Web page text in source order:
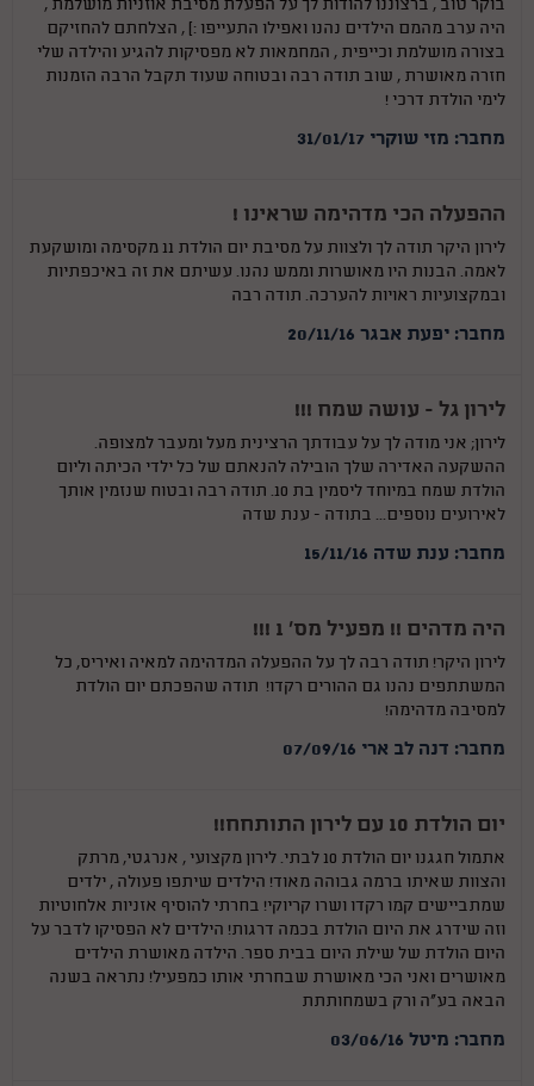
בוקר טוב , ברצוננו להודות לך על הפעלת מסיבת אוזניות מושלמת ,
היה ערב מהמם הילדים נהנו ואפילו התעייפו :) , הצלחתם להחזיקם
בצורה מושלמת וכייפית , המחמאות לא מפסיקות להגיע והילדה שלי
חזרה מאושרת , שוב תודה רבה ובטוחה שעוד תקבל הרבה הזמנות
לימי הולדת דרכי !
מחבר: מזי שוקרי 31/01/17
ההפעלה הכי מדהימה שראינו !
לירון היקר תודה לך ולצוות על מסיבת יום הולדת 11 מקסימה ומושקעת
לאמה. הבנות היו מאושרות וממש נהנו. עשיתם את זה באיכפתיות
ובמקצועיות ראויות להערכה. תודה רבה
מחבר: יפעת אבגר 20/11/16
לירון גל - עושה שמח !!!
לירון; אני מודה לך על עבודתך הרצינית מעל ומעבר למצופה.
ההשקעה האדירה שלך הובילה להנאתם של כל ילדי הכיתה וליום
הולדת שמח במיוחד ליסמין בת 10. תודה רבה ובטוח שנזמין אותך
לאירועים נוספים... בתודה - ענת שדה
מחבר: ענת שדה 15/11/16
היה מדהים !! מפעיל מס' 1 !!!
לירון היקר! תודה רבה לך על ההפעלה המדהימה למאיה ואיריס, כל
המשתתפים נהנו גם ההורים רקדו! תודה שהפכתם יום הולדת
למסיבה מדהימה!
מחבר: דנה לב ארי 07/09/16
יום הולדת 10 עם לירון התותחח!!
אתמול חגגנו יום הולדת 10 לבתי. לירון מקצועי , אנרגטי, מרתק
והצוות שאיתו ברמה גבוהה מאוד! הילדים שיתפו פעולה , ילדים
שמתביישים קמו רקדו ושרו קריוקי! בחרתי להוסיף אזניות אלחוטיות
וזה שידרג את היום הולדת בכמה דרגות! הילדים לא הפסיקו לדבר על
היום הולדת של שילת היום בבית ספר. הילדה מאושרת הילדים
מאושרים ואני הכי מאושרת שבחרתי אותו כמפעיל! נתראה בשנה
הבאה בע"ה ורק בשמחותתת
מחבר: מיטל 03/06/16